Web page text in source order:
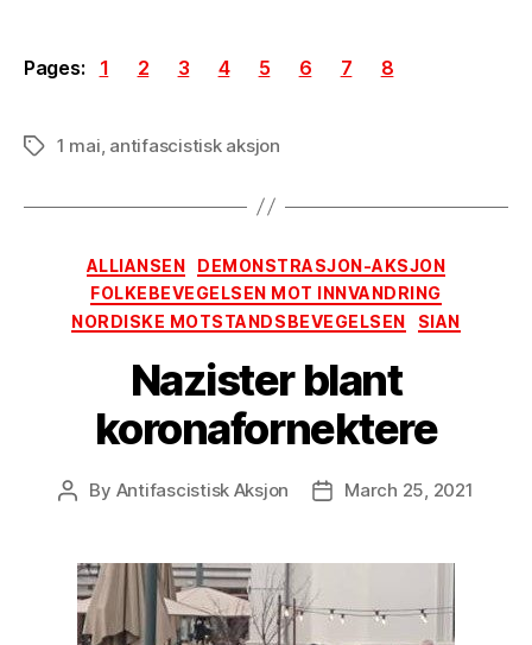
Pages: 1 2 3 4 5 6 7 8
Tags1 mai antifascistisk aksjon
Categories
ALLIANSEN
DEMONSTRASJON-AKSJON
FOLKEBEVEGELSEN MOT INNVANDRING
NORDISKE MOTSTANDSBEVEGELSEN
SIAN
Nazister blant
koronafornektere
Post
By Antifascistisk Aksjon
PostMarch 25, 2021